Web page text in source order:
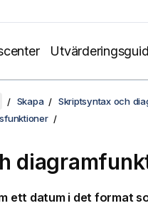
Skapa
Skriptsyntax och
datum i det format